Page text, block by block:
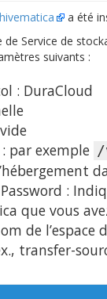
a été
de Service de
suivants :
: DuraCloud
par exemple /
:
que vous
de
transfer-